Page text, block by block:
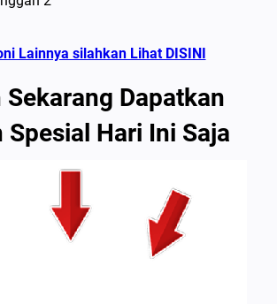
Lainnya silahkan Lihat DISINI
Sekarang Dapatkan
Spesial Hari Ini Saja